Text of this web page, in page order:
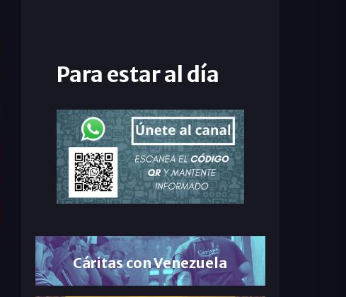
Para estar al día
Cáritas con Venezuela